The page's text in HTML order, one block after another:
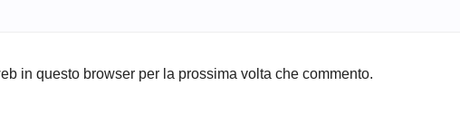
in questo browser per la prossima volta che commento.